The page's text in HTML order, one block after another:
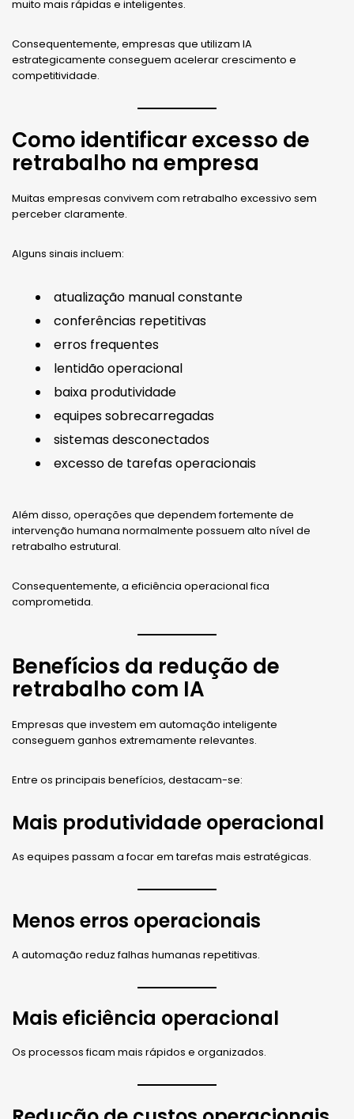
muito mais rápidas e inteligentes.
Consequentemente, empresas que utilizam IA
estrategicamente conseguem acelerar crescimento e
competitividade.
Como identificar excesso de
retrabalho na empresa
Muitas empresas convivem com retrabalho excessivo sem
perceber claramente.
Alguns sinais incluem:
atualização manual constante
conferências repetitivas
erros frequentes
lentidão operacional
baixa produtividade
equipes sobrecarregadas
sistemas desconectados
excesso de tarefas operacionais
Além disso, operações que dependem fortemente de
intervenção humana normalmente possuem alto nível de
retrabalho estrutural.
Consequentemente, a eficiência operacional fica
comprometida.
Benefícios da redução de
retrabalho com IA
Empresas que investem em automação inteligente
conseguem ganhos extremamente relevantes.
Entre os principais benefícios, destacam-se:
Mais produtividade operacional
As equipes passam a focar em tarefas mais estratégicas.
Menos erros operacionais
A automação reduz falhas humanas repetitivas.
Mais eficiência operacional
Os processos ficam mais rápidos e organizados.